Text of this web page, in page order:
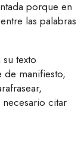
porque en
las palabras
texto
de manifiesto,
citar